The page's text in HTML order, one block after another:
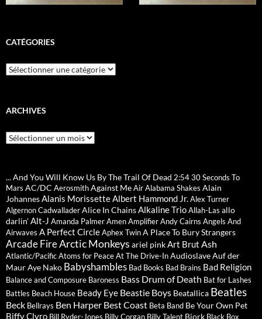
CATÉGORIES
Catégories
ARCHIVES
Archives
... And You Will Know Us By The Trail Of Dead 2:5430 Seconds To
Mars AC/DC AerosmithAgainst MeAirAlabama Shakes Alain
JohannesAlanis MorissetteAlbert Hammond Jr.Alex Turner
Algernon CadwalladerAlice In ChainsAlkaline TrioAllah-Las allo
darlin'Alt-J Amanda PalmerAmenAmplifierAndy Cairns Angels And
Airwaves A Perfect CircleAphex TwinA Place To Bury Strangers
Arcade FireArctic Monkeys ariel pinkArt Brut Ash
Atlantic/PacificAtoms for PeaceAt The Drive-InAudioslaveAuf der
MaurAye Nako Babyshambles Bad Books Bad Brains Bad Religion
Balance and Composure Baroness Bass Drum of Death Bat for Lashes
Battles Beach House Beady Eye Beastie Boys Beatallica Beatles
Beck Bellrays Ben Harper Best Coast Beta Band Be Your Own Pet
Biffy Clyro Bill Ryder-Jones Billy Corgan Billy Talent Bjork Black Box